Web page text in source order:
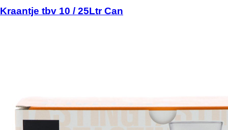
Kraantje tbv 10 / 25Ltr Can